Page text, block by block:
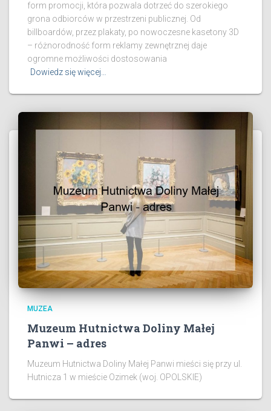
form promocji, która pozwala dotrzeć do szerokiego
grona odbiorców w przestrzeni publicznej. Od
billboardów, przez plakaty, po nowoczesne kasetony 3D
– różnorodność form reklamy zewnętrznej daje
ogromne możliwości dostosowania
Dowiedz się więcej…
MUZEA
Muzeum Hutnictwa Doliny Małej
Panwi – adres
Muzeum Hutnictwa Doliny Małej Panwi mieści się przy ul.
Hutnicza 1 w mieście Ozimek (woj. OPOLSKIE)